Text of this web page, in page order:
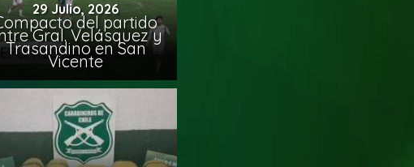
29 Julio, 2026
del partido
Gral. Velásquez y
Trasandino en San
Vicente